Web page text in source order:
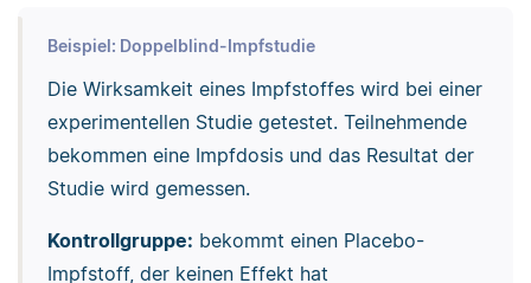
Beispiel: Doppelblind-Impfstudie
Die Wirksamkeit eines Impfstoffes wird bei einer
experimentellen Studie getestet. Teilnehmende
bekommen eine Impfdosis und das Resultat der
Studie wird gemessen.
Kontrollgruppe: bekommt einen Placebo-
Impfstoff, der keinen Effekt hat